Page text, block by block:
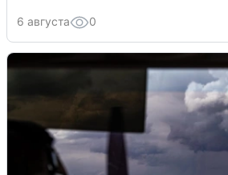
6 августа 0